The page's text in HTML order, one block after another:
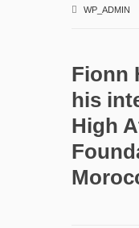
WP_ADMIN
Fionn
his
High